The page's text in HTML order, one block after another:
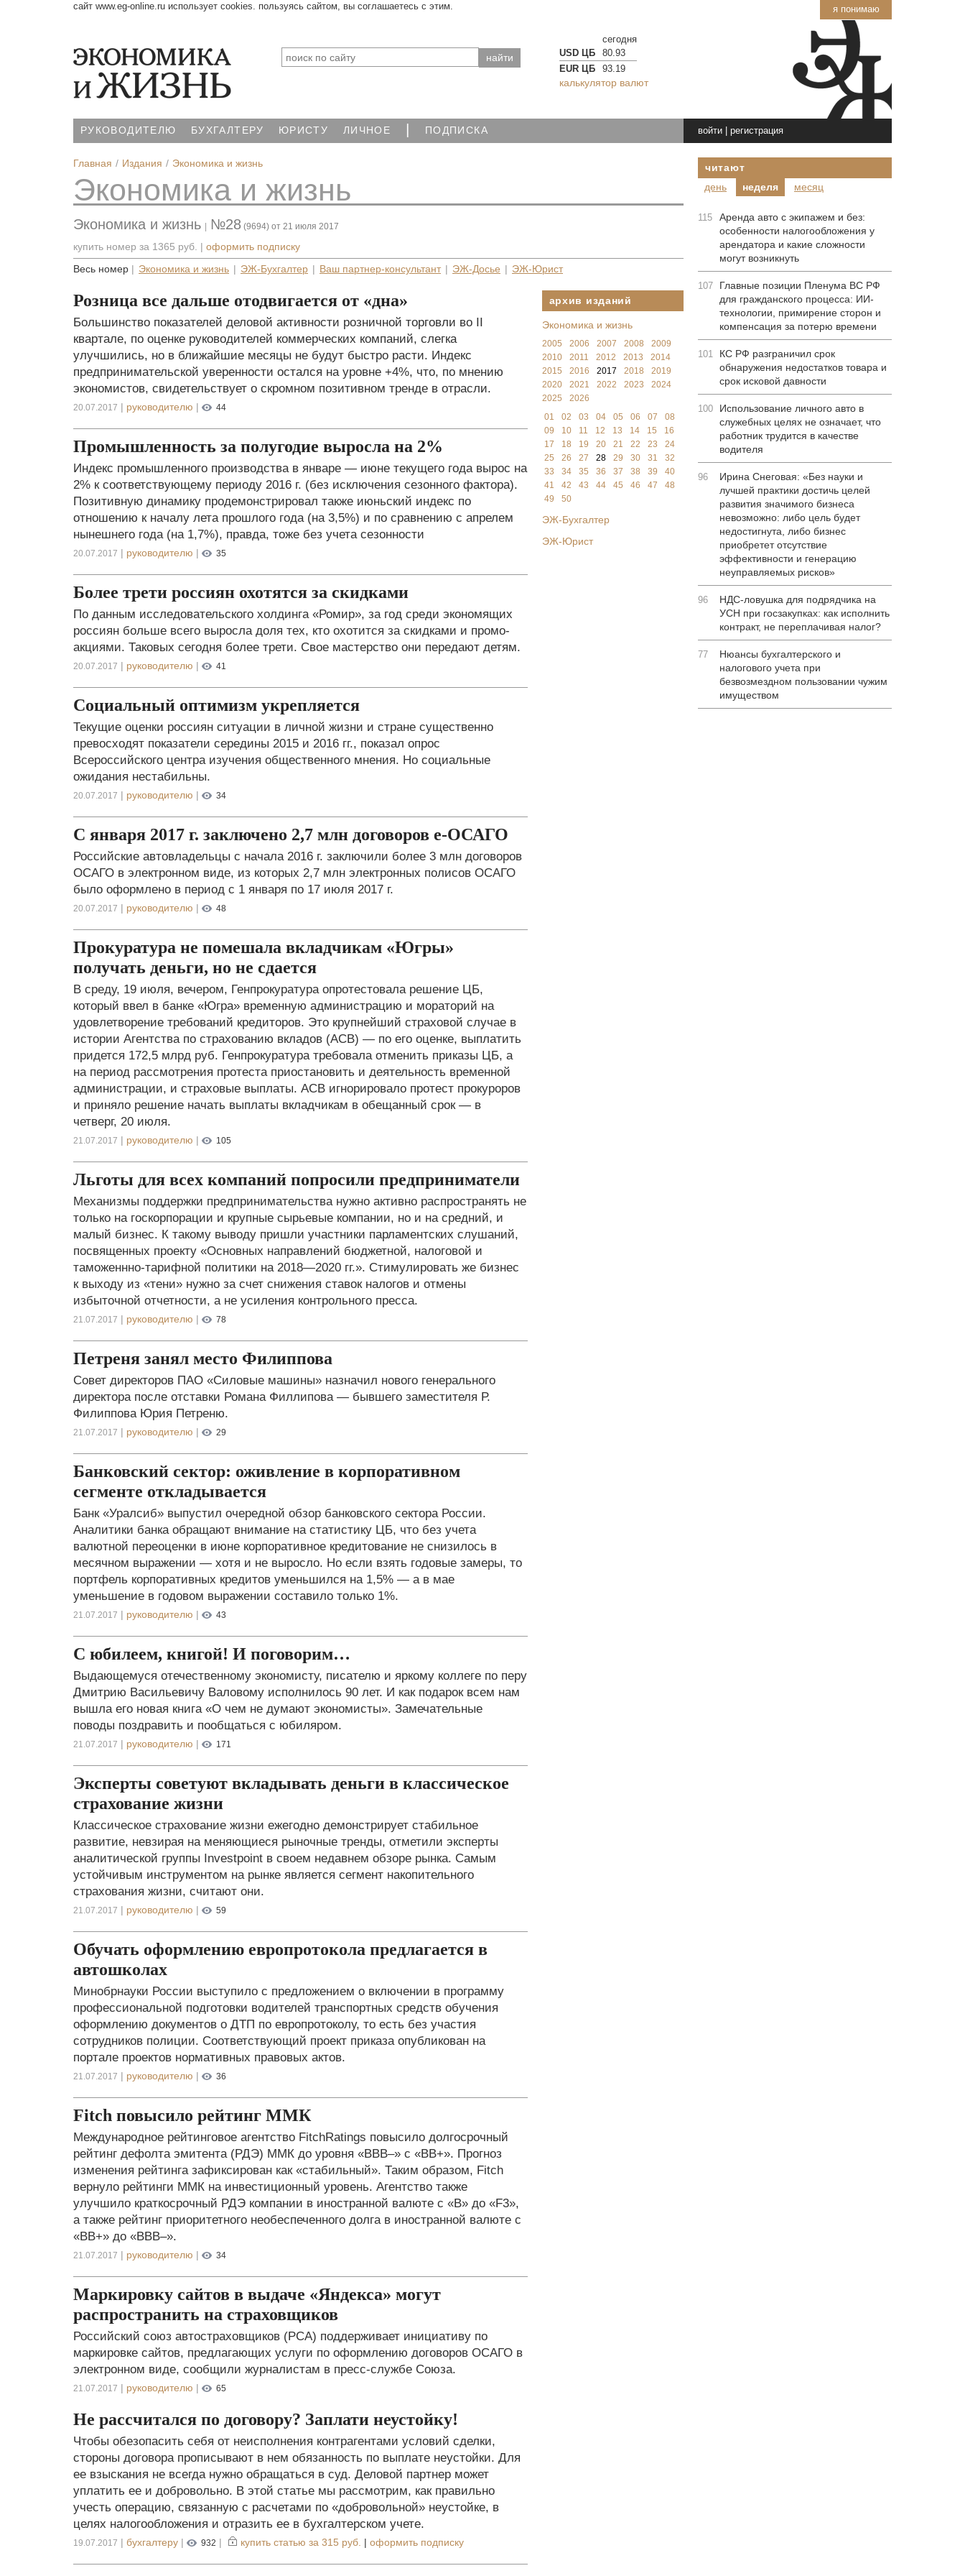
я понимаю
сайт www.eg-online.ru использует cookies. пользуясь сайтом, вы соглашаетесь с этим.
сегодня
USD ЦБ
80.93
EUR ЦБ
93.19
калькулятор валют
РУКОВОДИТЕЛЮ БУХГАЛТЕРУ ЮРИСТУ ЛИЧНОЕ | ПОДПИСКА войти| регистрация
Главная Издания Экономика и жизнь
Экономика и жизнь
Экономика и жизнь №28 (9694) от 21 июля 2017
купить номер за 1365 руб. | оформить подписку
Весь номер Экономика и жизнь ЭЖ-Бухгалтер Ваш партнер-консультант ЭЖ-Досье ЭЖ-Юрист
Розница все дальше отодвигается от «дна»
Большинство показателей деловой активности розничной торговли во II
квартале, по оценке руководителей коммерческих компаний, слегка
улучшились, но в ближайшие месяцы не будут быстро расти. Индекс
предпринимательской уверенности остался на уровне +4%, что, по мнению
экономистов, свидетельствует о скромном позитивном тренде в отрасли.
20.07.2017 | руководителю | 44
Промышленность за полугодие выросла на 2%
Индекс промышленного производства в январе — июне текущего года вырос на
2% к соответствующему периоду 2016 г. (без исключения сезонного фактора).
Позитивную динамику продемонстрировал также июньский индекс по
отношению к началу лета прошлого года (на 3,5%) и по сравнению с апрелем
нынешнего года (на 1,7%), правда, тоже без учета сезонности
20.07.2017 | руководителю | 35
Более трети россиян охотятся за скидками
По данным исследовательского холдинга «Ромир», за год среди экономящих
россиян больше всего выросла доля тех, кто охотится за скидками и промо-
акциями. Таковых сегодня более трети. Свое мастерство они передают детям.
20.07.2017 | руководителю | 41
Социальный оптимизм укрепляется
Текущие оценки россиян ситуации в личной жизни и стране существенно
превосходят показатели середины 2015 и 2016 гг., показал опрос
Всероссийского центра изучения общественного мнения. Но социальные
ожидания нестабильны.
20.07.2017 | руководителю | 34
С января 2017 г. заключено 2,7 млн договоров е-ОСАГО
Российские автовладельцы с начала 2016 г. заключили более 3 млн договоров
ОСАГО в электронном виде, из которых 2,7 млн электронных полисов ОСАГО
было оформлено в период с 1 января по 17 июля 2017 г.
20.07.2017 | руководителю | 48
Прокуратура не помешала вкладчикам «Югры»
получать деньги, но не сдается
В среду, 19 июля, вечером, Генпрокуратура опротестовала решение ЦБ,
который ввел в банке «Югра» временную администрацию и мораторий на
удовлетворение требований кредиторов. Это крупнейший страховой случае в
истории Агентства по страхованию вкладов (АСВ) — по его оценке, выплатить
придется 172,5 млрд руб. Генпрокуратура требовала отменить приказы ЦБ, а
на период рассмотрения протеста приостановить и деятельность временной
администрации, и страховые выплаты. АСВ игнорировало протест прокуроров
и приняло решение начать выплаты вкладчикам в обещанный срок — в
четверг, 20 июля.
21.07.2017 | руководителю | 105
Льготы для всех компаний попросили предприниматели
Механизмы поддержки предпринимательства нужно активно распространять не
только на госкорпорации и крупные сырьевые компании, но и на средний, и
малый бизнес. К такому выводу пришли участники парламентских слушаний,
посвященных проекту «Основных направлений бюджетной, налоговой и
таможеннно-тарифной политики на 2018—2020 гг.». Стимулировать же бизнес
к выходу из «тени» нужно за счет снижения ставок налогов и отмены
избыточной отчетности, а не усиления контрольного пресса.
21.07.2017 | руководителю | 78
Петреня занял место Филиппова
Совет директоров ПАО «Силовые машины» назначил нового генерального
директора после отставки Романа Филлипова — бывшего заместителя Р.
Филиппова Юрия Петреню.
21.07.2017 | руководителю | 29
Банковский сектор: оживление в корпоративном
сегменте откладывается
Банк «Уралсиб» выпустил очередной обзор банковского сектора России.
Аналитики банка обращают внимание на статистику ЦБ, что без учета
валютной переоценки в июне корпоративное кредитование не снизилось в
месячном выражении — хотя и не выросло. Но если взять годовые замеры, то
портфель корпоративных кредитов уменьшился на 1,5% — а в мае
уменьшение в годовом выражении составило только 1%.
21.07.2017 | руководителю | 43
С юбилеем, книгой! И поговорим…
Выдающемуся отечественному экономисту, писателю и яркому коллеге по перу
Дмитрию Васильевичу Валовому исполнилось 90 лет. И как подарок всем нам
вышла его новая книга «О чем не думают экономисты». Замечательные
поводы поздравить и пообщаться с юбиляром.
21.07.2017 | руководителю | 171
Эксперты советуют вкладывать деньги в классическое
страхование жизни
Классическое страхование жизни ежегодно демонстрирует стабильное
развитие, невзирая на меняющиеся рыночные тренды, отметили эксперты
аналитической группы Investpoint в своем недавнем обзоре рынка. Самым
устойчивым инструментом на рынке является сегмент накопительного
страхования жизни, считают они.
21.07.2017 | руководителю | 59
Обучать оформлению европротокола предлагается в
автошколах
Минобрнауки России выступило с предложением о включении в программу
профессиональной подготовки водителей транспортных средств обучения
оформлению документов о ДТП по европротоколу, то есть без участия
сотрудников полиции. Соответствующий проект приказа опубликован на
портале проектов нормативных правовых актов.
21.07.2017 | руководителю | 36
Fitch повысило рейтинг ММК
Международное рейтинговое агентство FitchRatings повысило долгосрочный
рейтинг дефолта эмитента (РДЭ) ММК до уровня «ВВВ–» с «ВВ+». Прогноз
изменения рейтинга зафиксирован как «стабильный». Таким образом, Fitch
вернуло рейтинги ММК на инвестиционный уровень. Агентство также
улучшило краткосрочный РДЭ компании в иностранной валюте с «B» до «F3»,
а также рейтинг приоритетного необеспеченного долга в иностранной валюте с
«BB+» до «BBB–».
21.07.2017 | руководителю | 34
Маркировку сайтов в выдаче «Яндекса» могут
распространить на страховщиков
Российский союз автостраховщиков (РСА) поддерживает инициативу по
маркировке сайтов, предлагающих услуги по оформлению договоров ОСАГО в
электронном виде, сообщили журналистам в пресс-службе Союза.
21.07.2017 | руководителю | 65
Не рассчитался по договору? Заплати неустойку!
Чтобы обезопасить себя от неисполнения контрагентами условий сделки,
стороны договора прописывают в нем обязанность по выплате неустойки. Для
ее взыскания не всегда нужно обращаться в суд. Деловой партнер может
уплатить ее и добровольно. В этой статье мы рассмотрим, как правильно
учесть операцию, связанную с расчетами по «добровольной» неустойке, в
целях налогообложения и отразить ее в бухгалтерском учете.
19.07.2017 | бухгалтеру | 932 | купить статью за 315 руб. | оформить подписку
архив изданий
Экономика и жизнь
2005 2006 2007 2008
2009
2010
2011 2012 2013
2014
2015
2016 2017 2018
2019
2020
2021 2022 2023
2024
2025
2026
01
02 03 04 05 06 07
08
09
10 11 12 13 14 15
16
17
18 19 20 21 22 23
24
25
26 27 28 29 30 31
32
33
34 35 36 37 38 39
40
41
42 43 44 45 46 47
48
49
50
ЭЖ-Бухгалтер
ЭЖ-Юрист
читают
день
неделя месяц
115
Аренда авто с экипажем и без:
особенности налогообложения у
арендатора и какие сложности
могут возникнуть
107
Главные позиции Пленума ВС РФ
для гражданского процесса: ИИ-
технологии, примирение сторон и
компенсация за потерю времени
101
КС РФ разграничил срок
обнаружения недостатков товара и
срок исковой давности
100
Использование личного авто в
служебных целях не означает, что
работник трудится в качестве
водителя
96
Ирина Снеговая: «Без науки и
лучшей практики достичь целей
развития значимого бизнеса
невозможно: либо цель будет
недостигнута, либо бизнес
приобретет отсутствие
эффективности и генерацию
неуправляемых рисков»
96
НДС-ловушка для подрядчика на
УСН при госзакупках: как исполнить
контракт, не переплачивая налог?
77
Нюансы бухгалтерского и
налогового учета при
безвозмездном пользовании чужим
имуществом